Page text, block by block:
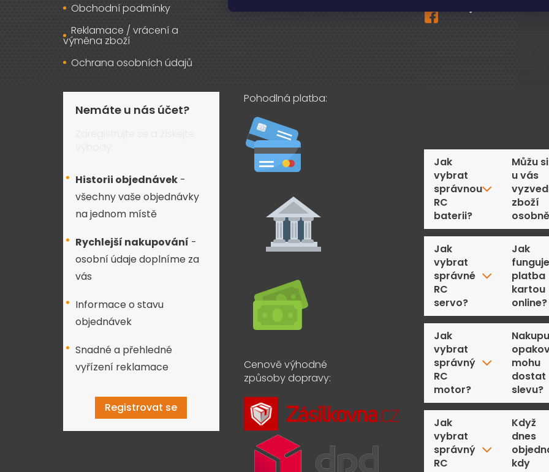
Obchodní podmínky
Reklamace / vrácení a
výměna zboží
Ochrana osobních údajů
Nemáte u nás účet?
Historii objednávek -
všechny vaše objednávky
na jednom místě
Rychlejší nakupování -
osobní údaje doplníme za
vás
Informace o stavu
objednávek
Snadné a přehledné
vyřízení reklamace
Registrovat se
Pohodlná platba:
Cenově výhodné
způsoby dopravy:
Jak
vybrat
správnou
RC
baterii?
Jak
vybrat
správné
RC
servo?
Jak
vybrat
správný
RC
motor?
Jak
vybrat
správný
RC
Můžu si
u vás
zboží
Jak
funguje
platba
kartou
online?
mohu
dostat
slevu?
Když
dnes
kdy